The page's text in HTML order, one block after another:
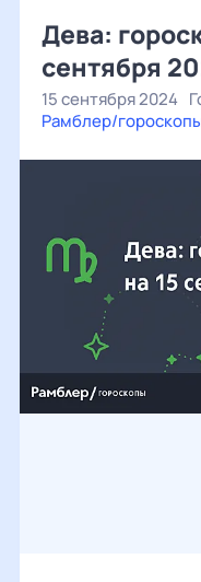
Дева:
сентября
15 сентября 2024
Рамблер/